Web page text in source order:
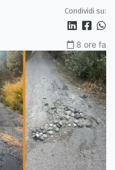
Condividi su:
8 ore fa